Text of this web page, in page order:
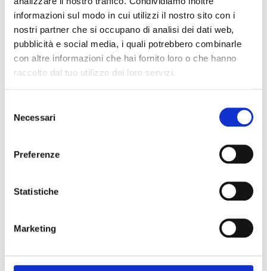
informazioni sul modo in cui utilizzi il nostro sito con i
nostri partner che si occupano di analisi dei dati web,
pubblicità e social media, i quali potrebbero combinarle
con altre informazioni che hai fornito loro o che hanno
raccolto dal tuo utilizzo dei loro servizi.
delNecessari
Preferenze
Statistiche
Marketing
Mettete gli albumi in una ciotola e
aggiungete lapassata classica Pomì, il
parmigiano grattugiato, sale, pepe nero,
origano e mescolate tutti gli ingredienti con
una forchetta.
Con questo composto, riempite quasi fino
all’orlo i pirottini per muffin e cuocete i muffin